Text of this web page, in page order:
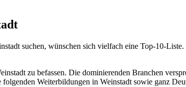
suchen, wünschen sich vielfach eine Top-10-
zu befassen. Die dominierenden Branchen
Weiterbildungen in Weinstadt sowie ganz